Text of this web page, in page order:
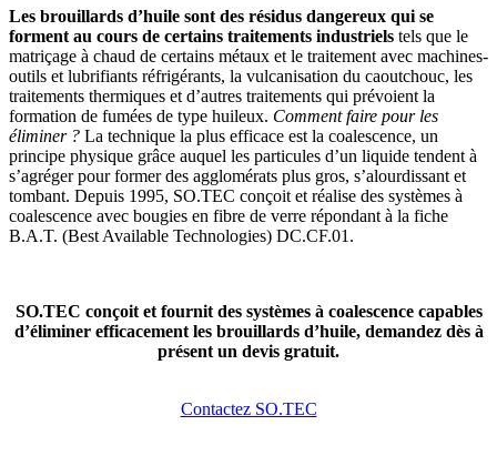
Les brouillards d’huile sont des résidus dangereux qui se
forment au cours de certains traitements industriels tels que le
matriçage à chaud de certains métaux et le traitement avec machines-
outils et lubrifiants réfrigérants, la vulcanisation du caoutchouc, les
traitements thermiques et d’autres traitements qui prévoient la
formation de fumées de type huileux. Comment faire pour les
éliminer ? La technique la plus efficace est la coalescence, un
principe physique grâce auquel les particules d’un liquide tendent à
s’agréger pour former des agglomérats plus gros, s’alourdissant et
tombant. Depuis 1995, SO.TEC conçoit et réalise des systèmes à
coalescence avec bougies en fibre de verre répondant à la fiche
B.A.T. (Best Available Technologies) DC.CF.01.
SO.TEC conçoit et fournit des systèmes à coalescence capables
d’éliminer efficacement les brouillards d’huile, demandez dès à
présent un devis gratuit.
Contactez SO.TEC